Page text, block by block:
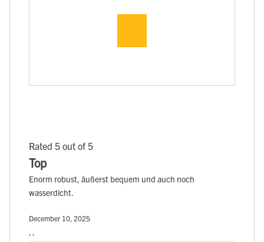
Rated 5 out of 5
Top
Enorm robust, äußerst bequem und auch noch
wasserdicht.
December 10, 2025